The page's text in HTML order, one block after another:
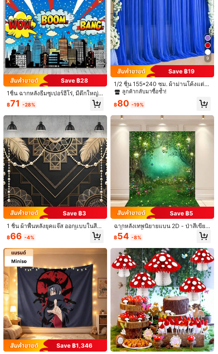
210*150cm 150*100cm 100*75 ซม.
จำนวน:
จัดส่งถึง Thailand
Free Shipping
ประมาณวันจัดส่ง:4-7 วันทำการ
ส่งคืนฟรี
มีบริการเก็บเงินปลายทาง · การชำระเงินที่ปลอดภัย · การปกป้องความเป็นส่วนตัว
5.00 (1) ดูเพิ่มเติม
คุณภาพดี(1)
S***N ค่าเริ่มต้น: ค่าเริ่มต้น / ไซส์: 150*100cm
Material:tela.Color:blancoconnegro.Calidad:muybuena.
Observaciones
estalcual lapedí.l
มีประโยชน์ (0)
รายละเอียดสินค้า
วัสดุ:
เส้นใยสังเคราะห์
องค์ประกอบ:
100% เส้นใยสังเคราะห์
ดูเพิ่มเติม
Ganan Party
1.1K ผู้ติดตาม
4.93 1.1K ผู้ติดตาม
4.93 1.1K ผู้ติดตาม
4.93
1.1K ผู้ติดตาม
k***1ตาม1 วันที่ผ่านมา
4.93 1.1K ผู้ติดตาม
กำลังติดตาม
ลูกค้ากลับมาซื้อซ้ำ! ก่อตั้งเมื่อ 1 ปีที่แล้ว 58K ชิ้นที่ขายไปเมื่อ
Save ฿28
1ชิ้น ฉากหลังธีมซูเปอร์ฮีโร่, มีตึกใหญ่แ
ละเมฆ, ทำจากผ้าโพลีเอสเตอร์, พิมพ์ค
วามละเอียดสูง, ส่วนลดจำกัดเวลา, เหม
าะสำหรับงานเลี้ยงวันเกิด, สนามหญ้า,
ตกแต่งผนังบ้าน, และการถ่ายภาพ.
฿71 -28%
Save ฿3
1 ชิ้น ผ้าพื้นหลังยุคแจ๊ส ออกแบบในสี
ดำและสีทอง เหมาะสำหรับพื้นหลังถ่าย
ภาพ วันเกิด งานแต่งงาน วันครบรอบ
นเทจปี 1920 พร้อมลายเส้นสีทองและสี
ดำในโทนสีเบจ/เทา/ดำ
฿66 -4%
Save ฿1,346
9
Save ฿19
1/2 ชิ้น 155*240 ซม. ผ้าม่านโค้งแต่งง
านสีน้ำเงินกรมท่า, ผ้าม่านฉากหลังโปร่
น, ผ้าม่านโค้งไร้รอยยับเหมาะสำหรับซุ้
ายภาพงานแต่งงาน, เจ้าสาว, ตกแต่งง
านเลี้ยงวันเกิด, อุปกรณ์จัดงานแต่งงา
น, งานเลี้ยงรับปริญญา, งานหมั้น, ตกแ
ต่งเวที, ฮาโลวีน, คริสต์มาส, ตกแต่งปีใ
ลูกค้ากลับมาซื้อซ้ำ!
฿80 -19%
Save ฿5
ฉากหลังเทพนิยายแบน 2D - ป่าสีเขียว
ผีเสื้อ งานเลี้ยงวันเกิด โต๊ะเค้ก ตกแต่ง
แบนเนอร์พื้นหลังการถ่ายภาพ
฿54 -8%